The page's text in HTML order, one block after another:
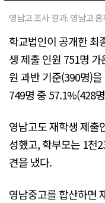
영남고 조사 결과. 영남고
학교법인이 공개한 최
생 제출 인원 751명
원 과반 기준(390명)
749명 중 57.1%(428
영남고도 재학생 제출
성했고, 학부모는 1천
견을 냈다.
영남중고를 합산하면